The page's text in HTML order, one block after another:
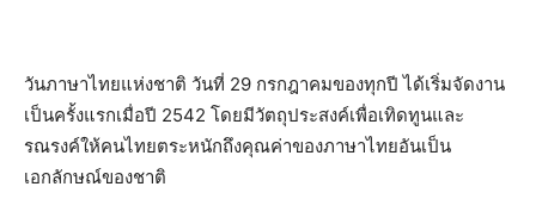
วันภาษาไทยแห่งชาติ วันที่ 29 กรกฎาคมของทุกปี ได้เริ่มจัดงาน
เป็นครั้งแรกเมื่อปี 2542 โดยมีวัตถุประสงค์เพื่อเทิดทูนและ
รณรงค์ให้คนไทยตระหนักถึงคุณค่าของภาษาไทยอันเป็น
เอกลักษณ์ของชาติ